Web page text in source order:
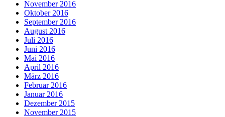
November 2016
Oktober 2016
September 2016
August 2016
Juli 2016
Juni 2016
Mai 2016
April 2016
März 2016
Februar 2016
Januar 2016
Dezember 2015
November 2015